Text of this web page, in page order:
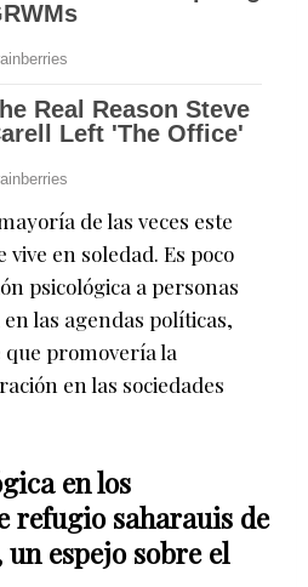
de las veces este
vive en soledad. Es poco
psicológica a personas
las agendas políticas,
que promovería la
en las sociedades
en los
refugio saharauis de
espejo sobre el